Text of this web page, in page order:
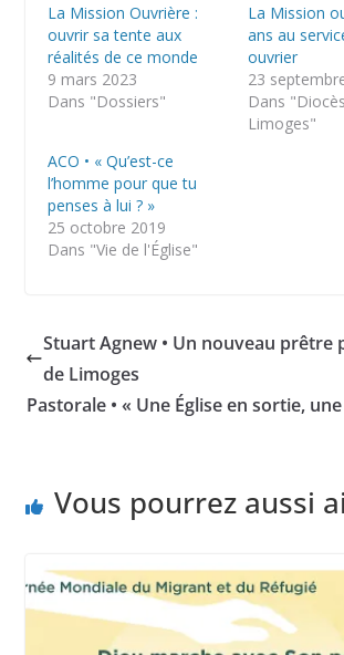
La Mission Ouvrière :
ouvrir sa tente aux
réalités de ce monde
9 mars 2023
Dans "Dossiers"
La Mission
ans au
ouvrier
23
Dans
Limoges"
ACO • « Qu’est-ce
l’homme pour que tu
penses à lui ? »
25 octobre 2019
Dans "Vie de l'Église"
Stuart Agnew • Un nouveau prêtre
de Limoges
Pastorale • « Une Église en sortie,
Vous pourrez aussi